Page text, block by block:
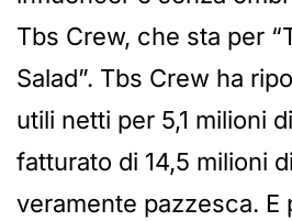
Tbs Crew, che sta per
Salad”. Tbs Crew ha
utili netti per 5,1 milioni
fatturato di 14,5 milioni
veramente pazzesca. E